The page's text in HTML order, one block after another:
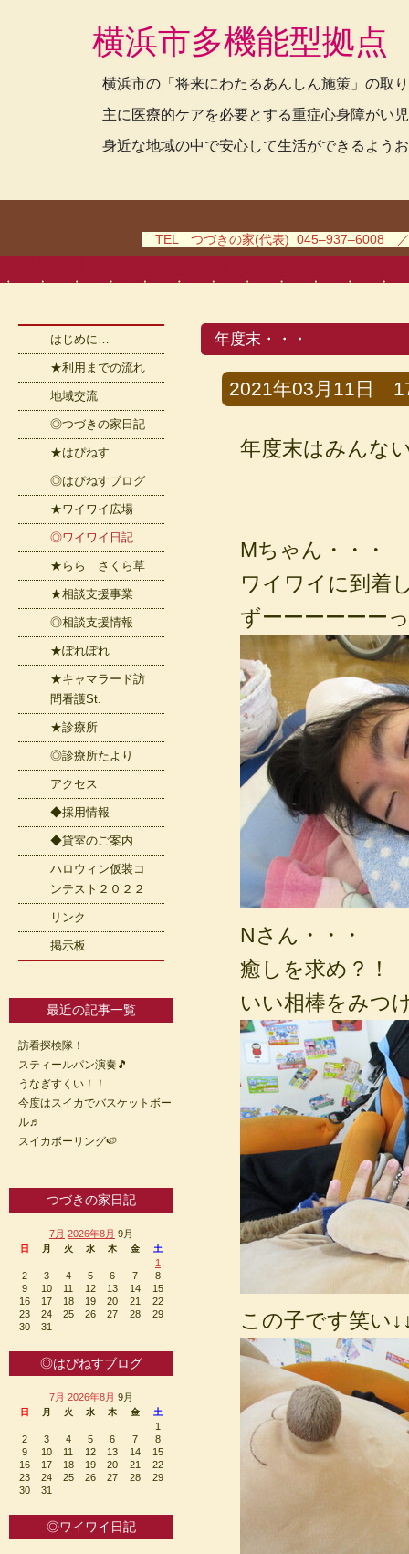
横浜市多機能型拠
横浜市の「将来にわたるあんしん施策」の取
主に医療的ケアを必要とする重症心身障がい
身近な地域の中で安心して生活ができるよう
TEL つづきの家(代表) 045–937–6008
年度末・・・
2021年03月11日
年度末はみんな
Mちゃん・・・
ワイワイに到着
ずーーーーーー
Nさん・・・
癒しを求め？！
いい相棒をみつ
この子です笑い
はじめに…
★利用までの流れ
地域交流
◎つづきの家日記
★はぴねす
◎はぴねすブログ
★ワイワイ広場
◎ワイワイ日記
★らら さくら草
★相談支援事業
◎相談支援情報
★ぽれぽれ
★キャマラード訪
問看護St.
★診療所
◎診療所たより
アクセス
◆採用情報
◆貸室のご案内
ハロウィン仮装コ
ンテスト２０２２
リンク
掲示板
最近の記事一覧
訪看探検隊！
スティールパン演奏🎵
うなぎすくい！！
今度はスイカでバスケットボー
ル♬
スイカボーリング🍉
つづきの家日記
7月 2026年8月 9月
日 月 火 水 木 金 土
1
2
3 4 5 6 7
8
9
10 11 12 13 14
15
16
17 18 19 20 21
22
23
24 25 26 27 28
29
30
31
◎はぴねすブログ
7月 2026年8月 9月
日 月 火 水 木 金 土
1
2
3 4 5 6 7
8
9
10 11 12 13 14
15
16
17 18 19 20 21
22
23
24 25 26 27 28
29
30
31
◎ワイワイ日記